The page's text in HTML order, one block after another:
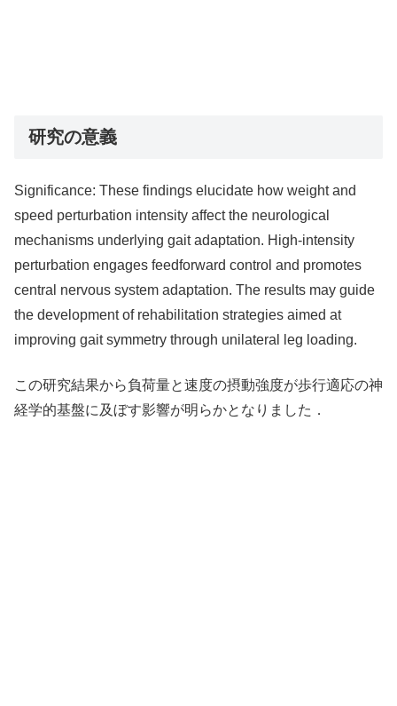
研究の意義
Significance: These findings elucidate how weight and
speed perturbation intensity affect the neurological
mechanisms underlying gait adaptation. High-intensity
perturbation engages feedforward control and promotes
central nervous system adaptation. The results may guide
the development of rehabilitation strategies aimed at
improving gait symmetry through unilateral leg loading.
この研究結果から負荷量と速度の摂動強度が歩行適応の神
経学的基盤に及ぼす影響が明らかとなりました．